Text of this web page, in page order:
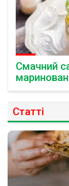
Смачний
Статті